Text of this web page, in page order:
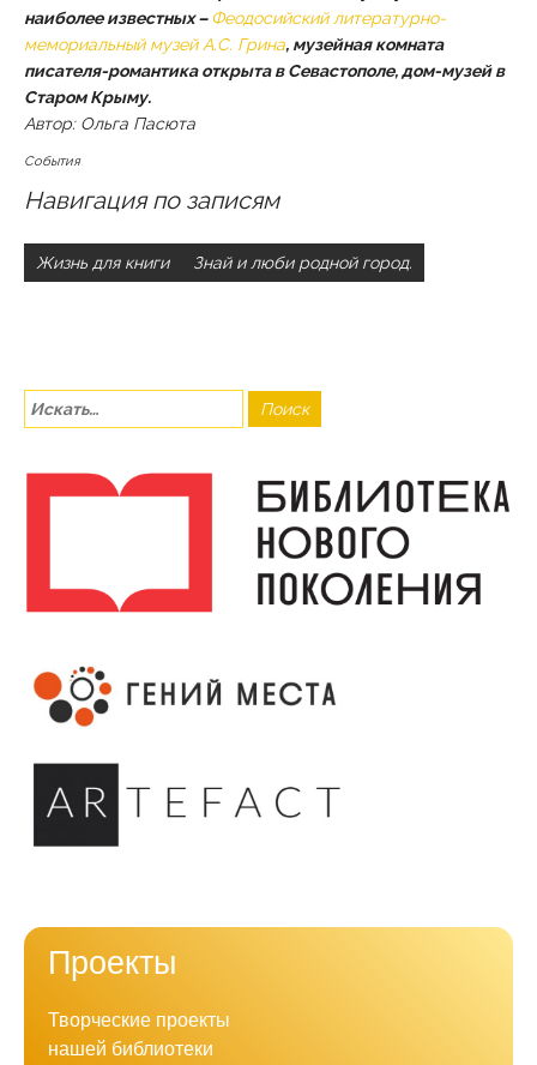
наиболее известных –Феодосийский литературно-
мемориальный музей А.С. Грина, музейная комната
писателя-романтика открыта в Севастополе, дом-музей в
Старом Крыму.
Автор: Ольга Пасюта
События
Навигация по записям
Жизнь для книги Знай и люби родной город.
Проекты
Творческие проекты
нашей библиотеки